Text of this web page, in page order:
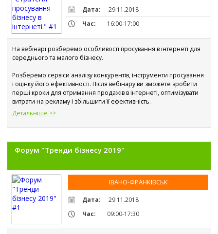
Дата:
29.11.2018
Час:
16:00-17:00
На вебінарі розберемо особливості просування в інтернеті для
середнього та малого бізнесу.
Розберемо сервіси аналізу конкурентів, інструменти просування
і оцінку його ефективності. Після вебінару ви зможете зробити
перші кроки для отримання продажів в інтернеті, оптимізувати
витрати на рекламу і збільшити її ефективність.
Детальніше >>
Форум "Тренди бізнесу 2019"
ІВАНО-ФРАНКІВСЬК
Дата:
29.11.2018
Час:
09:00-17:30